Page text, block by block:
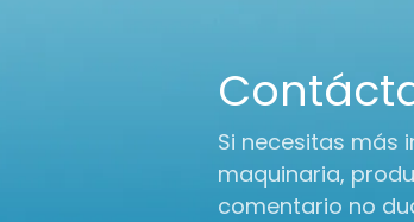
Si necesitas más
maquinaria,
comentario no